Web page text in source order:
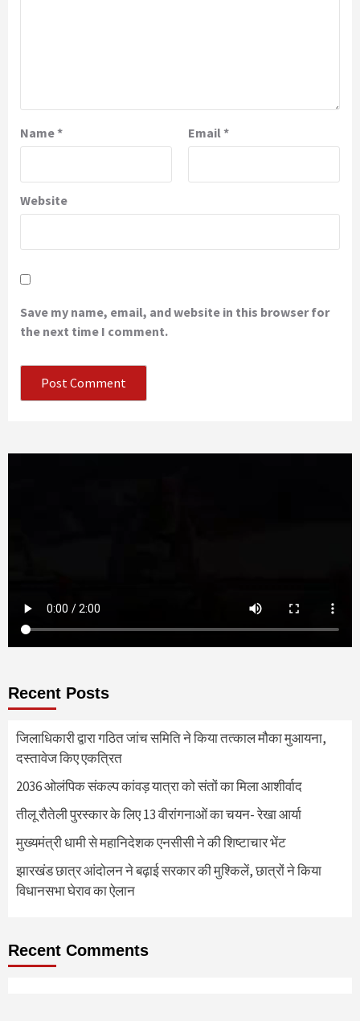
Name* Email *
Website
Save my name, email, and website in this browser for
the next time I comment.
Recent Posts
जिलाधिकारी द्वारा गठित जांच समिति ने किया तत्काल मौका मुआयना,
दस्तावेज किए एकत्रित
2036 ओलंपिक संकल्प कांवड़ यात्रा को संतों का मिला आशीर्वाद
तीलू रौतेली पुरस्कार के लिए 13 वीरांगनाओं का चयन- रेखा आर्या
मुख्यमंत्री धामी से महानिदेशक एनसीसी ने की शिष्टाचार भेंट
झारखंड छात्र आंदोलन ने बढ़ाई सरकार की मुश्किलें, छात्रों ने किया
विधानसभा घेराव का ऐलान
Recent Comments